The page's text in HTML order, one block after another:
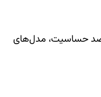
ضد حساسیت، مدل‌های